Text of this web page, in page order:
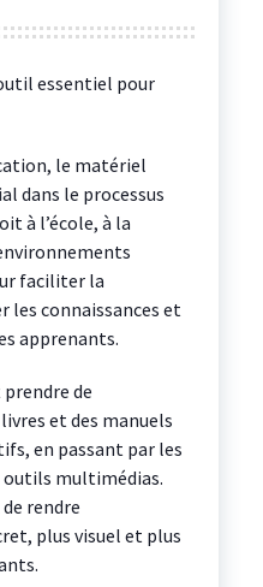
essentiel pour
le matériel
dans le processus
à l’école, à la
faciliter la
les connaissances et
apprenants.
de
et des manuels
en passant par les
outils multimédias.
rendre
plus visuel et plus